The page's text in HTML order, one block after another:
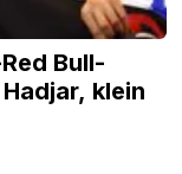
Bull-
klein